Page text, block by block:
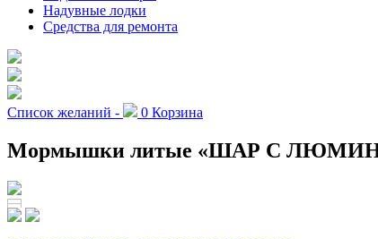
Надувные лодки
Средства для ремонта
Список желаний - 0 Корзина
Мормышки литые «ШАР С